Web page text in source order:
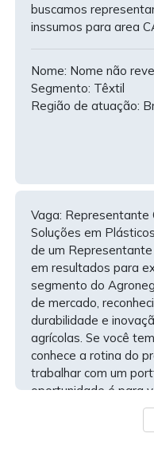
experiência em
consultivo.
Nome: Softeum
Segmento: Software
Região de atuação:
buscamos
inssumos para area
Nome: Nome não
Segmento: Têxtil
Região de atuação:
Vaga: Representante
Soluções em
de um
em resultados para
segmento do
de mercado,
durabilidade e
agrícolas. Se você
conhece a rotina do
trabalhar com um
oportunidade é para
Portfólio Proteção e
silagem e silo bolsa.